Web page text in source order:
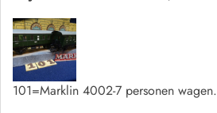
101=Marklin 4002-7 personen wagen.